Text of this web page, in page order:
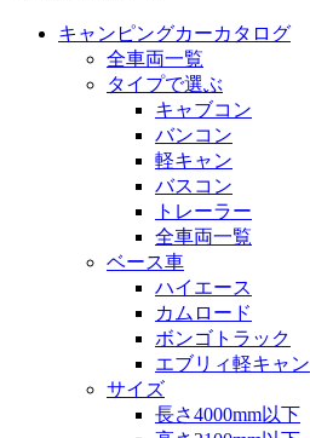
キャンピングカーカタログ
全車両一覧
タイプで選ぶ
キャブコン
バンコン
軽キャン
バスコン
トレーラー
全車両一覧
ベース車
ハイエース
カムロード
ボンゴトラック
エブリィ軽キャン
サイズ
長さ4000mm以下